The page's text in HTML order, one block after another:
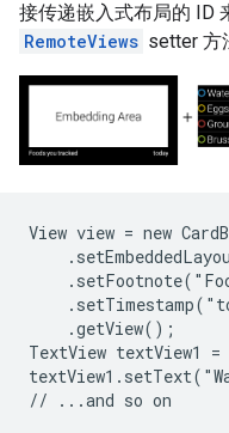
接传递嵌入式布局的 ID
RemoteViews setter 方
View view = new
    .getView();
TextView textView1